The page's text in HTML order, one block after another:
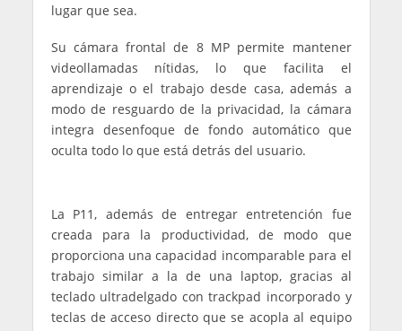
lugar que sea.
Su cámara frontal de 8 MP permite mantener
videollamadas nítidas, lo que facilita el
aprendizaje o el trabajo desde casa, además a
modo de resguardo de la privacidad, la cámara
integra desenfoque de fondo automático que
oculta todo lo que está detrás del usuario.
La P11, además de entregar entretención fue
creada para la productividad, de modo que
proporciona una capacidad incomparable para el
trabajo similar a la de una laptop, gracias al
teclado ultradelgado con trackpad incorporado y
teclas de acceso directo que se acopla al equipo